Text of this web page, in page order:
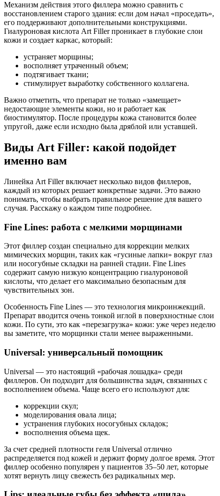
Механизм действия этого филлера можно сравнить с
восстановлением старого здания: если дом начал «проседать»,
его поддерживают дополнительными конструкциями.
Гиалуроновая кислота Art Filler проникает в глубокие слои
кожи и создает каркас, который:
устраняет морщины;
восполняет утраченный объем;
подтягивает ткани;
стимулирует выработку собственного коллагена.
Важно отметить, что препарат не только «замещает»
недостающие элементы кожи, но и работает как
биостимулятор. После процедуры кожа становится более
упругой, даже если исходно была дряблой или уставшей.
Виды Art Filler: какой подойдет
именно вам
Линейка Art Filler включает несколько видов филлеров,
каждый из которых решает конкретные задачи. Это важно
понимать, чтобы выбрать правильное решение для вашего
случая. Расскажу о каждом типе подробнее.
Fine Lines: работа с мелкими морщинами
Этот филлер создан специально для коррекции мелких
мимических морщин, таких как «гусиные лапки» вокруг глаз
или носогубные складки на ранней стадии. Fine Lines
содержит самую низкую концентрацию гиалуроновой
кислоты, что делает его максимально безопасным для
чувствительных зон.
Особенность Fine Lines — это технология микроинжекций.
Препарат вводится очень тонкой иглой в поверхностные слои
кожи. По сути, это как «перезагрузка» кожи: уже через неделю
вы заметите, что морщинки стали менее выраженными.
Universal: универсальный помощник
Universal — это настоящий «рабочая лошадка» среди
филлеров. Он подходит для большинства задач, связанных с
восполнением объема. Чаще всего его используют для:
коррекции скул;
моделирования овала лица;
устранения глубоких носогубных складок;
восполнения объема щек.
За счет средней плотности геля Universal отлично
распределяется под кожей и держит форму долгое время. Этот
филлер особенно популярен у пациентов 35–50 лет, которые
хотят вернуть лицу свежесть без радикальных мер.